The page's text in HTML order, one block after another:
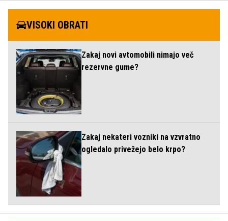
VISOKI OBRATI
Zakaj novi avtomobili nimajo več
rezervne gume?
Zakaj nekateri vozniki na vzvratno
ogledalo privežejo belo krpo?